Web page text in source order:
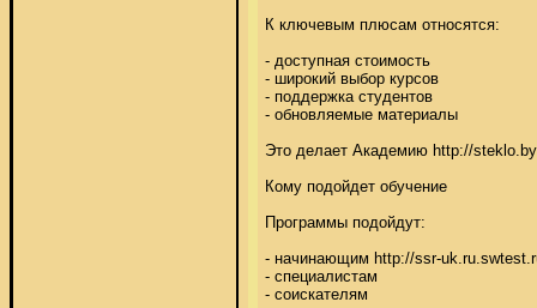
К ключевым плюсам относятся:
- доступная стоимость
- широкий выбор курсов
- поддержка студентов
- обновляемые материалы
Это делает Академию http://
Кому подойдет обучение
Программы подойдут:
- начинающим http://ssr-
- специалистам
- соискателям